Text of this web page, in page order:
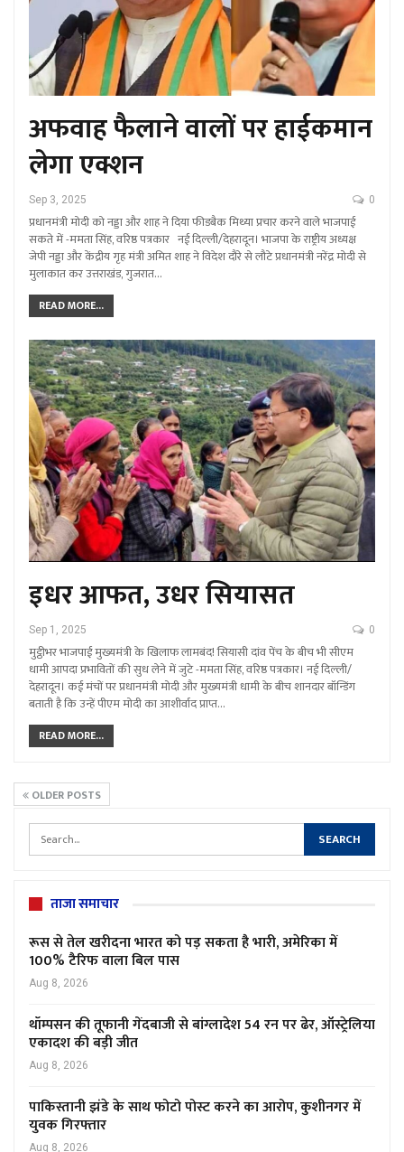
अफवाह फैलाने वालों पर हाईकमान
लेगा एक्शन
Sep 3, 2025 0
प्रधानमंत्री मोदी को नड्डा और शाह ने दिया फीडबैक मिथ्या प्रचार करने वाले भाजपाई
सकते में -ममता सिंह, वरिष्ठ पत्रकार नई दिल्ली/देहरादून। भाजपा के राष्ट्रीय अध्यक्ष
जेपी नड्डा और केंद्रीय गृह मंत्री अमित शाह ने विदेश दौरे से लौटे प्रधानमंत्री नरेंद्र मोदी से
मुलाकात कर उत्तराखंड, गुजरात…
READ MORE...
इधर आफत, उधर सियासत
Sep 1, 2025 0
मुट्ठीभर भाजपाई मुख्यमंत्री के खिलाफ लामबंद! सियासी दांव पेंच के बीच भी सीएम
धामी आपदा प्रभावितों की सुध लेने में जुटे -ममता सिंह, वरिष्ठ पत्रकार। नई दिल्ली/
देहरादून। कई मंचों पर प्रधानमंत्री मोदी और मुख्यमंत्री धामी के बीच शानदार बॉन्डिंग
बताती है कि उन्हें पीएम मोदी का आशीर्वाद प्राप्त…
READ MORE...
OLDER POSTS
ताजा समाचार
रूस से तेल खरीदना भारत को पड़ सकता है भारी, अमेरिका में
100% टैरिफ वाला बिल पास
Aug 8, 2026
थॉम्पसन की तूफानी गेंदबाजी से बांग्लादेश 54 रन पर ढेर, ऑस्ट्रेलिया
एकादश की बड़ी जीत
Aug 8, 2026
पाकिस्तानी झंडे के साथ फोटो पोस्ट करने का आरोप, कुशीनगर में
युवक गिरफ्तार
Aug 8, 2026